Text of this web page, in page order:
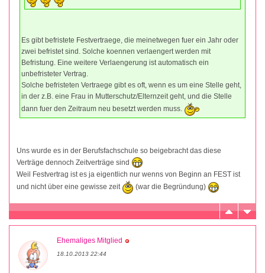
Es gibt befristete Festvertraege, die meinetwegen fuer ein Jahr oder
zwei befristet sind. Solche koennen verlaengert werden mit
Befristung. Eine weitere Verlaengerung ist automatisch ein
unbefristeter Vertrag.
Solche befristeten Vertraege gibt es oft, wenn es um eine Stelle geht,
in der z.B. eine Frau in Mutterschutz/Elternzeit geht, und die Stelle
dann fuer den Zeitraum neu besetzt werden muss.
Uns wurde es in der Berufsfachschule so beigebracht das diese
Verträge dennoch Zeitverträge sind
Weil Festvertrag ist es ja eigentlich nur wenns von Beginn an FEST ist
und nicht über eine gewisse zeit
(war die Begründung)
Ehemaliges Mitglied
18.10.2013 22:44